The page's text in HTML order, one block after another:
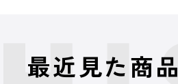
最近見た商品